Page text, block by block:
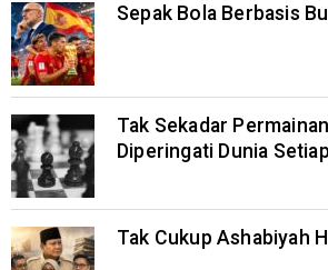
Sepak Bola Berbasis
Tak Sekadar
Diperingati Dunia
Tak Cukup Ashabiyah